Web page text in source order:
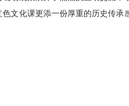
文化课更添一份厚重的历史传承